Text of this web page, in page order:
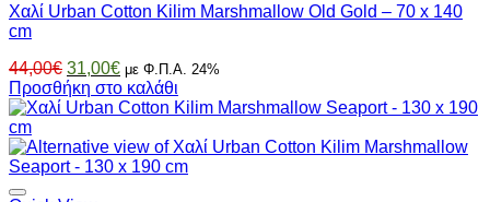
Χαλί Urban Cotton Kilim Marshmallow Old Gold – 70 x 140
cm
44,00€ Original
price
was:
31,00€Η
τρέχουσα
τιμή
31,00€.
με Φ.Π.Α. 24%
Προσθήκη στο καλάθι